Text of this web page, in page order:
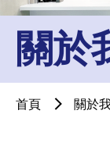
關於
首頁 關於